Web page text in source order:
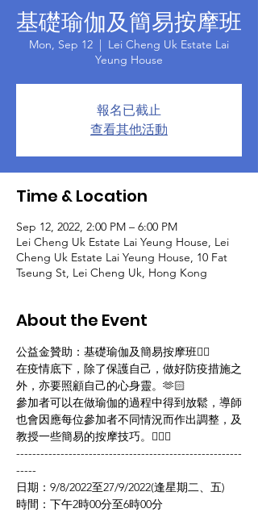
基礎瑜伽及簡易按摩班
Mon, Sep 12
  |
Lei Cheng Uk Estate Lai
Yeung House
報名已截止
查看其他活動
Time & Location
Sep 12, 2022, 2:00 PM – 6:00 PM
Lei Cheng Uk Estate Lai Yeung House, Lei
Cheng Uk Estate Lai Yeung House, 10 Fat
Tseung St, Lei Cheng Uk, Hong Kong
About the Event
公益金贊助：基礎瑜伽及簡易按摩班🧘‍♀️
在疫情底下，除了保護自己，做好防疫措施之
外，亦要照顧自己的心身靈。🫶🏻
參加者可以在做瑜伽的過程中得到放鬆，導師
也會因應每位參加者不同情況而作出調整，及
教授一些簡易的按摩技巧。💆🏻‍♀️
--------------------------------------------------------
-----
日期：9/8/2022至27/9/2022(逢星期二、五)
時間：下午2時00分至6時00分